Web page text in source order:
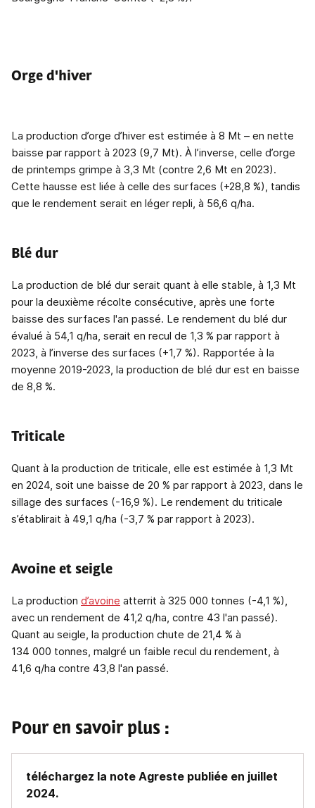
Orge d'hiver
La production d’orge d’hiver est estimée à 8 Mt – en nette
baisse par rapport à 2023 (9,7 Mt). À l’inverse, celle d’orge
de printemps grimpe à 3,3 Mt (contre 2,6 Mt en 2023).
Cette hausse est liée à celle des surfaces (+28,8 %), tandis
que le rendement serait en léger repli, à 56,6 q/ha.
Blé dur
La production de blé dur serait quant à elle stable, à 1,3 Mt
pour la deuxième récolte consécutive, après une forte
baisse des surfaces l'an passé. Le rendement du blé dur
évalué à 54,1 q/ha, serait en recul de 1,3 % par rapport à
2023, à l’inverse des surfaces (+1,7 %). Rapportée à la
moyenne 2019-2023, la production de blé dur est en baisse
de 8,8 %.
Triticale
Quant à la production de triticale, elle est estimée à 1,3 Mt
en 2024, soit une baisse de 20 % par rapport à 2023, dans le
sillage des surfaces (-16,9 %). Le rendement du triticale
s’établirait à 49,1 q/ha (-3,7 % par rapport à 2023).
Avoine et seigle
La production d’avoine atterrit à 325 000 tonnes (-4,1 %),
avec un rendement de 41,2 q/ha, contre 43 l'an passé).
Quant au seigle, la production chute de 21,4 % à
134 000 tonnes, malgré un faible recul du rendement, à
41,6 q/ha contre 43,8 l'an passé.
Pour en savoir plus :
téléchargez la note Agreste publiée en juillet
2024.